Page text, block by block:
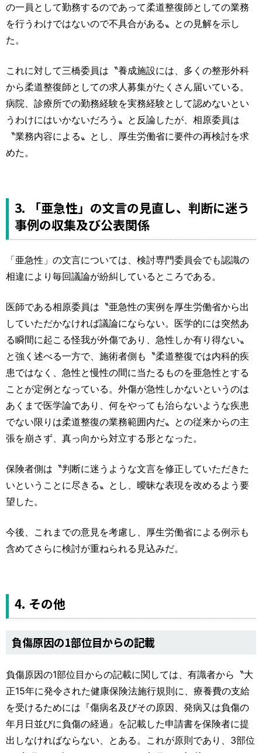
の一員として勤務するのであって柔道整復師としての業務
を行うわけではないので不具合がある〟との見解を示し
た。
これに対して三橋委員は〝養成施設には、多くの整形外科
から柔道整復師としての求人募集がたくさん届いている。
病院、診療所での勤務経験を実務経験として認めないとい
うわけにはいかないだろう〟と反論したが、相原委員は
〝業務内容による〟とし、厚生労働省に要件の再検討を求
めた。
3. 「亜急性」の文言の見直し、判断に迷う
事例の収集及び公表関係
「亜急性」の文言については、検討専門委員会でも認識の
相違により毎回議論が紛糾しているところである。
医師である相原委員は〝亜急性の実例を厚生労働省から出
していただかなければ議論にならない。医学的には突然あ
る瞬間に起こる怪我が外傷であり、急性しか有り得ない〟
と強く述べる一方で、施術者側も〝柔道整復では内科的疾
患ではなく、急性と慢性の間に当たるものを亜急性とする
ことが定例となっている。外傷が急性しかないというのは
あくまで医学論であり、何をやっても治らないような疾患
でない限りは柔道整復の業務範囲内だ〟との従来からの主
張を崩さず、真っ向から対立する形となった。
保険者側は〝判断に迷うような文言を修正していただきた
いということに尽きる〟とし、曖昧な表現を改めるよう要
望した。
今後、これまでの意見を考慮し、厚生労働省による例示も
含めてさらに検討が重ねられる見込みだ。
4. その他
負傷原因の1部位目からの記載
負傷原因の1部位目からの記載に関しては、有識者から〝大
正15年に発令された健康保険法施行規則に、療養費の支給
を受けるためには『傷病名及びその原因、発病又は負傷の
年月日並びに負傷の経過』を記載した申請書を保険者に提
出しなければならない、とある。これが原則であり、3部位